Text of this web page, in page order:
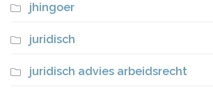
jhingoer
juridisch
juridisch advies arbeidsrecht